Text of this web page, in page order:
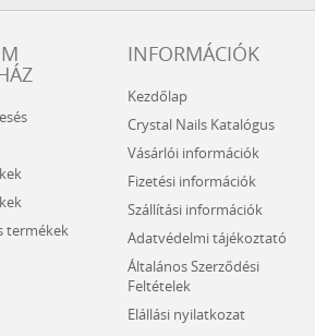
termékek
INFORMÁCIÓK
Kezdőlap
Crystal Nails Katalógus
Vásárlói információk
Fizetési információk
Szállítási információk
Adatvédelmi tájékoztató
Általános Szerződési
Feltételek
Elállási nyilatkozat